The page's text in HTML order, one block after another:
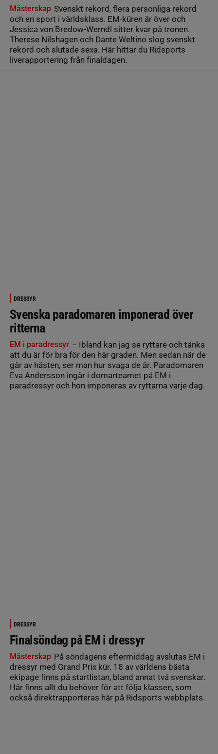
Mästerskap Svenskt rekord, flera personliga rekord
och en sport i världsklass. EM-küren är över och
Jessica von Bredow-Werndl sitter kvar på tronen.
Therese Nilshagen och Dante Weltino slog svenskt
rekord och slutade sexa. Här hittar du Ridsports
liverapportering från finaldagen.
DRESSYR
Svenska paradomaren imponerad över
ritterna
EM i paradressyr − Ibland kan jag se ryttare och tänka
att du är för bra för den här graden. Men sedan när de
går av hästen, ser man hur svaga de är. Paradomaren
Eva Andersson ingår i domarteamet på EM i
paradressyr och hon imponeras av ryttarna varje dag.
DRESSYR
Finalsöndag på EM i dressyr
Mästerskap På söndagens eftermiddag avslutas EM i
dressyr med Grand Prix kür. 18 av världens bästa
ekipage finns på startlistan, bland annat två svenskar.
Här finns allt du behöver för att följa klassen, som
också direktrapporteras här på Ridsports webbplats.